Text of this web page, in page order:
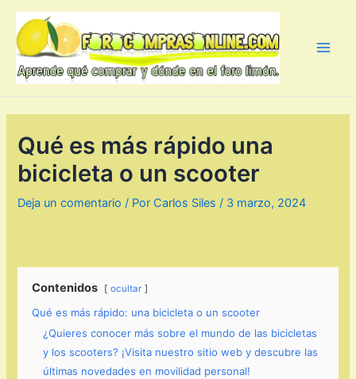
contenido
Qué es más rápido una
bicicleta o un scooter
Deja un comentario / Por Carlos Siles / 3 marzo, 2024
Contenidos ocultar
Qué es más rápido: una bicicleta o un scooter
¿Quieres conocer más sobre el mundo de las bicicletas
y los scooters? ¡Visita nuestro sitio web y descubre las
últimas novedades en movilidad personal!